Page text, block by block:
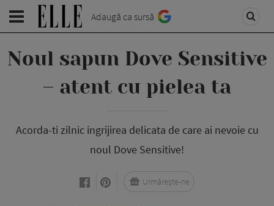
Adaugă ca sursă
Noul sapun Dove Sensitive
– atent cu pielea ta
Acorda-ti zilnic ingrijirea delicata de care ai nevoie cu
noul Dove Sensitive!
Urmărește-ne